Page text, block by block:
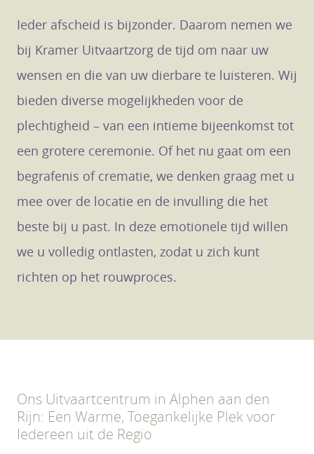
Ieder afscheid is bijzonder. Daarom nemen we
bij Kramer Uitvaartzorg de tijd om naar uw
wensen en die van uw dierbare te luisteren. Wij
bieden diverse mogelijkheden voor de
plechtigheid – van een intieme bijeenkomst tot
een grotere ceremonie. Of het nu gaat om een
begrafenis of crematie, we denken graag met u
mee over de locatie en de invulling die het
beste bij u past. In deze emotionele tijd willen
we u volledig ontlasten, zodat u zich kunt
richten op het rouwproces.
Ons Uitvaartcentrum in Alphen aan den
Rijn: Een Warme, Toegankelijke Plek voor
Iedereen uit de Regio